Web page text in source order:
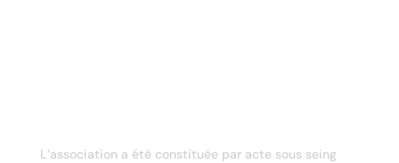
L’association a été constituée par acte sous seing